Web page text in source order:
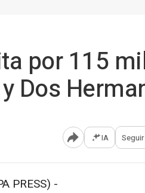
por 115
Dos
Abrir opciones para
IA
PRESS) -